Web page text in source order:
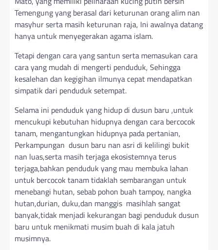
Temengung yang berasal dari keturunan orang alim nan
masyhur serta masih keturunan raja, Ini awalnya datang
hanya untuk menyegerakan agama islam.
Tetapi dengan cara yang santun serta memasukan cara
cara yang mudah di mengerti penduduk, Sehingga
kesalehan dan kegigihan ilmunya cepat mendapatkan
simpatik dari penduduk setempat.
Selama ini penduduk yang hidup di dusun baru ,untuk
mencukupi kebutuhan hidupnya dengan cara bercocok
tanam, mengantungkan hidupnya pada pertanian,
Perkampungan dusun baru nan asri di kelilingi bukit
nan luas,serta masih terjaga ekosistemnya terus
terjaga,bahkan penduduk yang mau membuka lahan
untuk bercocok tanam tidaklah sembarangan untuk
menebangi hutan, sebab pohon buah tampoy, nangka
hutan,durian, duku,dan manggis masihlah sangat
banyak,tidak menjadi kekurangan bagi penduduk dusun
baru untuk menikmati musim buah di kala jatuh
musimnya.